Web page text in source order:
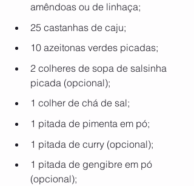
amêndoas ou de linhaça;
25 castanhas de caju;
10 azeitonas verdes picadas; ​
2 colheres de sopa de salsinha
picada (opcional);
1 colher de chá de sal;
1 pitada de pimenta em pó;
1 pitada de curry (opcional);
1 pitada de gengibre em pó
(opcional);